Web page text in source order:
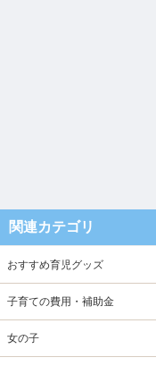
関連カテゴリ
おすすめ育児グッズ
子育ての費用・補助金
女の子